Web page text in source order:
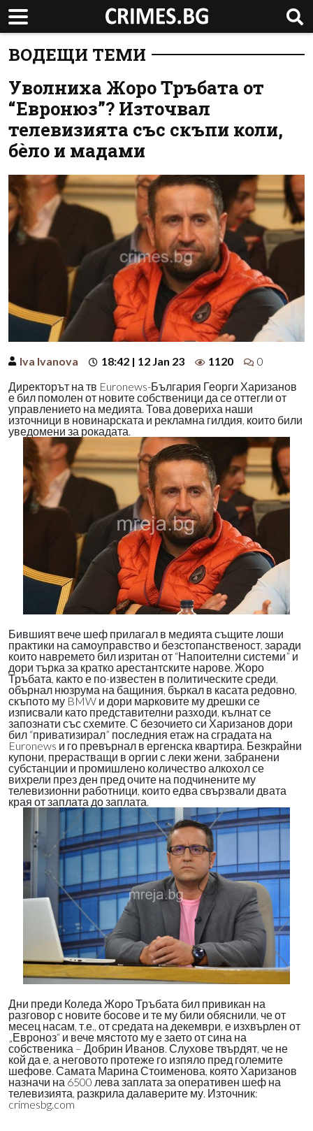
ВОДЕЩИ ТЕМИ
Уволниха Жоро Тръбата от
“Евронюз”? Източвал
телевизията със скъпи коли,
бѐло и мадами
Iva Ivanova 18:42 | 12 Jan 23 1120
0
Директорът на тв Euronews-България Георги Харизанов
е бил помолен от новите собственици да се оттегли от
управлението на медията. Това довериха наши
източници в новинарската и рекламна гилдия, които били
уведомени за рокадата.
Бившият вече шеф прилагал в медията същите лоши
практики на самоуправство и безстопанственост, заради
които навремето бил изритан от “Напоителни системи” и
дори търка за кратко арестантските нарове. Жоро
Тръбата, както е по-известен в политическите среди,
обърнал нюзрума на бащиния, бъркал в касата редовно,
скъпото му BMW и дори марковите му дрешки се
изписвали като представителни разходи, кълнат се
запознати със схемите. С безочието си Харизанов дори
бил “приватизирал” последния етаж на сградата на
Euronews и го превърнал в ергенска квартира. Безкрайни
купони, прерастващи в оргии с леки жени, забранени
субстанции и промишлено количество алкохол се
вихрели през ден пред очите на подчинените му
телевизионни работници, които едва свързвали двата
края от заплата до заплата.
Дни преди Коледа Жоро Тръбата бил привикан на
разговор с новите босове и те му били обяснили, че от
месец насам, т.е., от средата на декември, е изхвърлен от
„Евроноз“ и вече мястото му е заето от сина на
собственика – Добрин Иванов. Слухове твърдят, че не
кой да е, а неговото протеже го изпяло пред големите
шефове. Самата Марина Стоименова, която Харизанов
назначи на 6500 лева заплата за оперативен шеф на
телевизията, разкрила далаверите му. Източник:
crimesbg.com